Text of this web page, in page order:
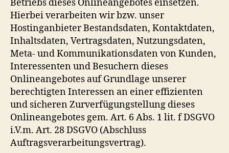
Betriebs dieses Onlineangebotes einsetzen.
Hierbei verarbeiten wir bzw. unser
Hostinganbieter Bestandsdaten, Kontaktdaten,
Inhaltsdaten, Vertragsdaten, Nutzungsdaten,
Meta- und Kommunikationsdaten von Kunden,
Interessenten und Besuchern dieses
Onlineangebotes auf Grundlage unserer
berechtigten Interessen an einer effizienten
und sicheren Zurverfügungstellung dieses
Onlineangebotes gem. Art. 6 Abs. 1 lit. f DSGVO
i.V.m. Art. 28 DSGVO (Abschluss
Auftragsverarbeitungsvertrag).